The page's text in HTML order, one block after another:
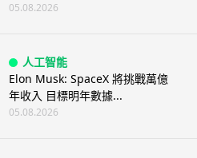
05.08.2026
人工智能
Elon Musk: SpaceX 將挑戰萬億
年收入 目標明年數據...
05.08.2026